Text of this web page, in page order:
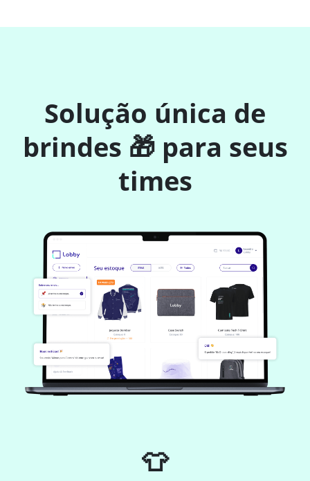
Solução única de
brindes 🎁 para seus
times
👕